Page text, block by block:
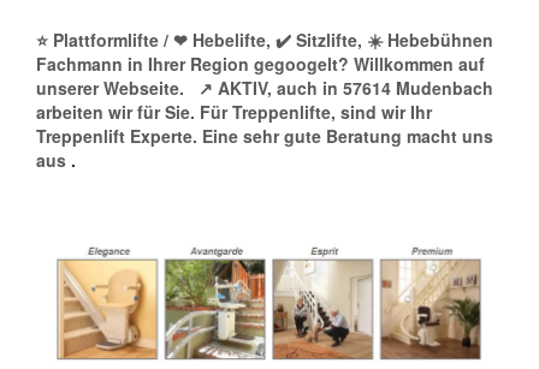
⭐ Plattformlifte / ❤ Hebelifte, ✔️ Sitzlifte, ☀️ Hebebühnen
Fachmann in Ihrer Region gegoogelt? Willkommen auf
unserer Webseite.
↗️ AKTIV, auch in 57614 Mudenbach
arbeiten wir für Sie. Für Treppenlifte, sind wir Ihr
Treppenlift Experte. Eine sehr gute Beratung macht uns
aus .